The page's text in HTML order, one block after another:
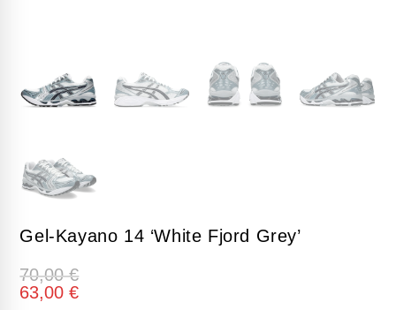
Gel-Kayano 14 ‘White Fjord Grey’
70,00€
63,00€